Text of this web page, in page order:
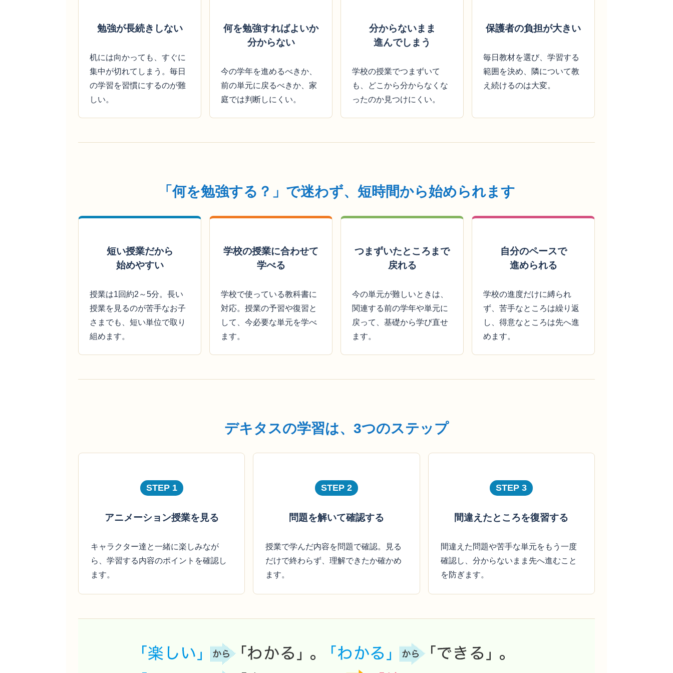
勉強が長続きしない
机には向かっても、すぐに
集中が切れてしまう。毎日
の学習を習慣にするのが難
しい。
何を勉強すればよいか
分からない
今の学年を進めるべきか、
前の単元に戻るべきか、家
庭では判断しにくい。
分からないまま
進んでしまう
学校の授業でつまずいて
も、どこから分からなくな
ったのか見つけにくい。
保護者の負担が大きい
毎日教材を選び、学習する
範囲を決め、隣について教
え続けるのは大変。
「何を勉強する？」で迷わず、短時間から始められます
短い授業だから
始めやすい
授業は1回約2～5分。長い
授業を見るのが苦手なお子
さまでも、短い単位で取り
組めます。
学校の授業に合わせて
学べる
学校で使っている教科書に
対応。授業の予習や復習と
して、今必要な単元を学べ
ます。
つまずいたところまで
戻れる
今の単元が難しいときは、
関連する前の学年や単元に
戻って、基礎から学び直せ
ます。
自分のペースで
進められる
学校の進度だけに縛られ
ず、苦手なところは繰り返
し、得意なところは先へ進
めます。
デキタスの学習は、3つのステップ
STEP 1
アニメーション授業を見る
キャラクター達と一緒に楽しみなが
ら、学習する内容のポイントを確認し
ます。
STEP 2
問題を解いて確認する
授業で学んだ内容を問題で確認。見る
だけで終わらず、理解できたか確かめ
ます。
STEP 3
間違えたところを復習する
間違えた問題や苦手な単元をもう一度
確認し、分からないまま先へ進むこと
を防ぎます。